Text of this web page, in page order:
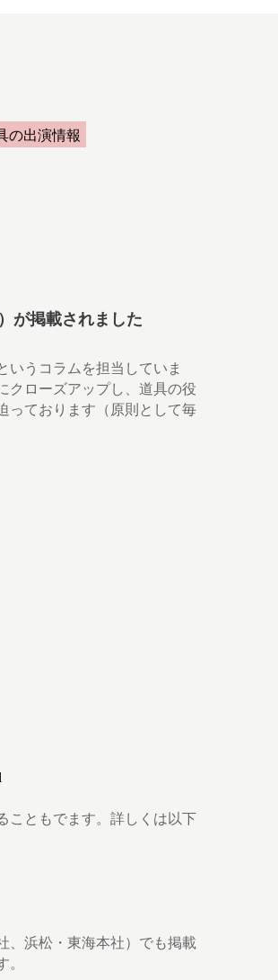
の出演情報
が掲載されました
うコラムを担当していま
クローズアップし、道具の役
っております（原則として毎
こともでます。詳しくは以下
、浜松・東海本社）でも掲載
。